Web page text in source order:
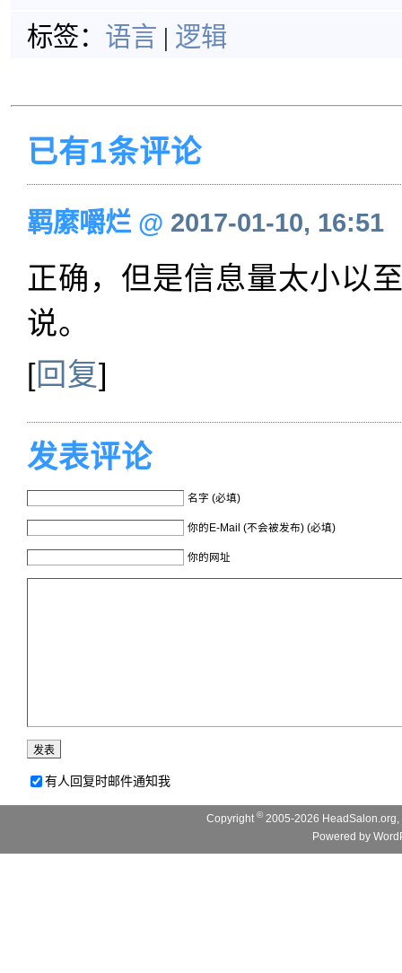
标签： 语言 | 逻辑
已有1条评论
羁縻嚼烂@ 2017-01-10, 16:51
正确，但是信息量太小以
说。
[回复]
发表评论
名字 (必填)
你的E-Mail (不会被发布) (必填)
你的网址
有人回复时邮件通知我
Copyright© 2005-2026
Powered by